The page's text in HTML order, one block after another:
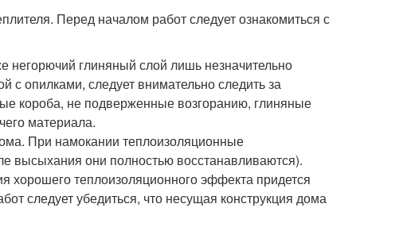
Перед началом работ следует ознакомиться с
глиняный слой лишь незначительно
с опилками, следует внимательно следить за
короба, не подверженные возгоранию, глиняные
материала.
При намокании теплоизоляционные
высыхания они полностью восстанавливаются).
хорошего теплоизоляционного эффекта придется
следует убедиться, что несущая конструкция дома